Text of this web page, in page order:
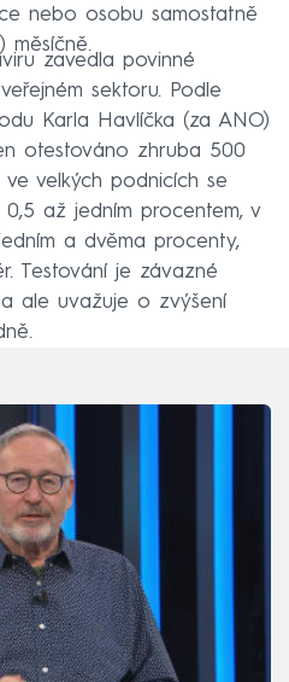
nebo osobu samostatně
měsíčně.
zavedla povinné
sektoru. Podle
Karla Havlíčka (za ANO)
otestováno zhruba 500
ve velkých podnicích se
až jedním procentem, v
a dvěma procenty,
Testování je závazné
ale uvažuje o zvýšení